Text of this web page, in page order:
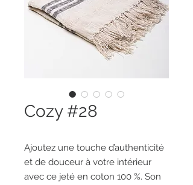
Cozy #28
Ajoutez une touche d’authenticité
et de douceur à votre intérieur
avec ce jeté en coton 100 %. Son